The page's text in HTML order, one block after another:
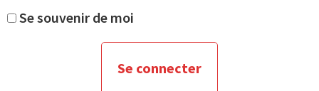
Se souvenir de moi